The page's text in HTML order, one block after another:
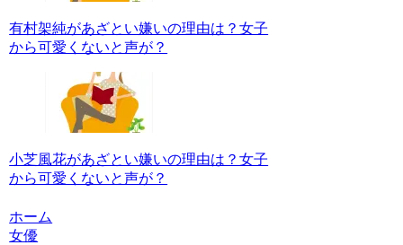
有村架純があざとい嫌いの理由は？女子
から可愛くないと声が？
小芝風花があざとい嫌いの理由は？女子
から可愛くないと声が？
ホーム
女優